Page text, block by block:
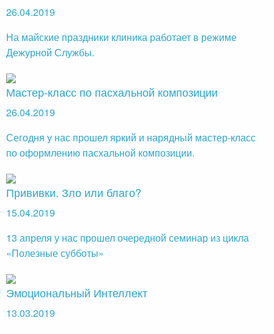
26.04.2019
На майские праздники клиника работает в режиме
Дежурной Службы.
Мастер-класс по пасхальной композиции
26.04.2019
Сегодня у нас прошел яркий и нарядный мастер-класс
по оформлению пасхальной композиции.
Прививки. Зло или благо?
15.04.2019
13 апреля у нас прошел очередной семинар из цикла
«Полезные субботы»
Эмоциональный Интеллект
13.03.2019